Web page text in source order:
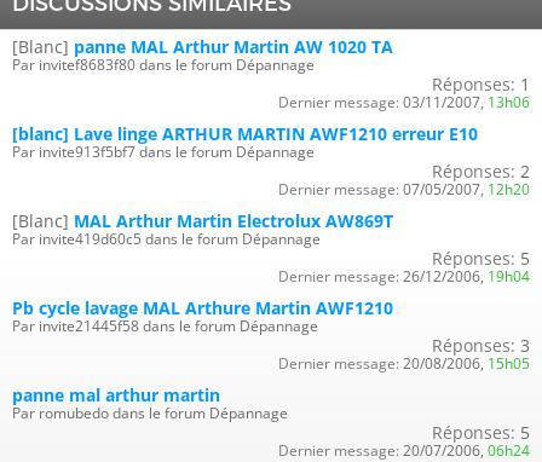
[Blanc] panne MAL Arthur Martin AW 1020 TA
Par invitef8683f80 dans le forum Dépannage
Réponses: 1
Dernier message: 03/11/2007, 13h06
[blanc] Lave linge ARTHUR MARTIN AWF1210 erreur E10
Par invite913f5bf7 dans le forum Dépannage
Réponses: 2
Dernier message: 07/05/2007, 12h20
[Blanc] MAL Arthur Martin Electrolux AW869T
Par invite419d60c5 dans le forum Dépannage
Réponses: 5
Dernier message: 26/12/2006, 19h04
Pb cycle lavage MAL Arthure Martin AWF1210
Par invite21445f58 dans le forum Dépannage
Réponses: 3
Dernier message: 20/08/2006, 15h05
panne mal arthur martin
Par romubedo dans le forum Dépannage
Réponses: 5
Dernier message: 20/07/2006, 06h24